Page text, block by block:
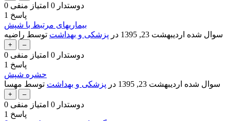
0 دوستدار 0 امتیاز منفی
1 پاسخ
بیماریهای مرتبط با شپش
سوال شده اردیبهشت 23, 1395 در پزشکی و بهداشت توسط راضیه
0 دوستدار 0 امتیاز منفی
1 پاسخ
حشره شپش
سوال شده اردیبهشت 23, 1395 در پزشکی و بهداشت توسط مهسا
0 دوستدار 0 امتیاز منفی
1 پاسخ